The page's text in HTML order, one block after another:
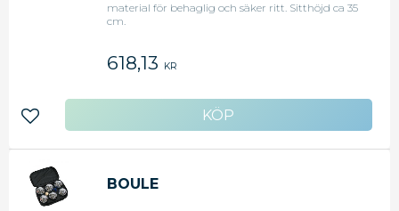
material för behaglig och säker ritt. Sitthöjd ca 35
cm.
618,13 KR
Lägg till i favoriter
BOULE